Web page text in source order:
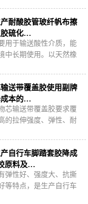
本。
耐酸胶管玻纤帆布擦
胶硫化…
用于输送酸性介质，能
中长期使用。以天然橡
用再生胶可有效降低原
送带覆盖胶使用副牌
成本的…
芯输送带覆盖胶要求覆
的拉伸强度、弹性、耐
…
自行车脚踏套胶降成
原料及…
弹性好、强度大、抗撕
等特点，是生产自行车